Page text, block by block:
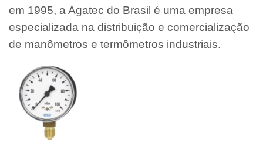
em 1995, a Agatec do Brasil é uma empresa
especializada na distribuição e comercialização
de manômetros e termômetros industriais.